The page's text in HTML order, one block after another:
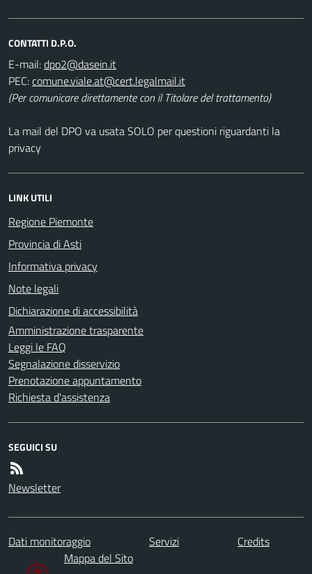
CONTATTI D.P.O.
E-mail:
PEC:
(Per comunicare direttamente con il Titolare del trattamento)
La mail del DPO va usata SOLO per questioni riguardanti la
privacy
LINK UTILI
Regione Piemonte
Provincia di Asti
Informativa privacy
Note legali
Dichiarazione di accessibilità
Amministrazione trasparente
Leggi le FAQ
Segnalazione disservizio
Prenotazione appuntamento
Richiesta d'assistenza
SEGUICI SU
Newsletter
Dati monitoraggio Servizi
Credits
Mappa del Sito